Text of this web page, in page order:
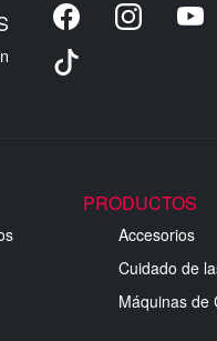
PRODUCTOS
Accesorios
Cuidado de
Máquinas de